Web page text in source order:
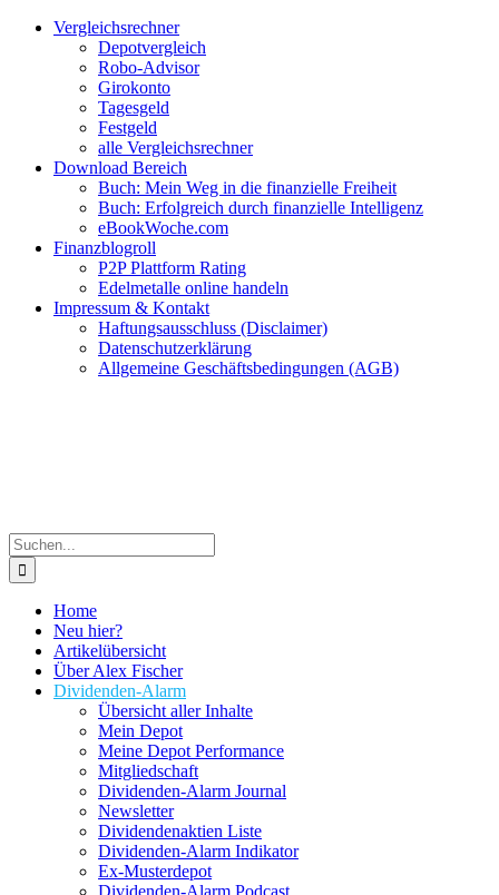
Zum
Facebook
Twitter
Instagram
Pinterest
YouTubeVergleichsrechner
Depotvergleich
Robo-Advisor
Girokonto
Tagesgeld
Festgeld
alle Vergleichsrechner
Download Bereich
Buch: Mein Weg in die finanzielle Freiheit
Buch: Erfolgreich durch finanzielle Intelligenz
eBookWoche.com
Finanzblogroll
P2P Plattform Rating
Edelmetalle online handeln
Impressum & Kontakt
Haftungsausschluss (Disclaimer)
Datenschutzerklärung
Allgemeine Geschäftsbedingungen (AGB)
Suche
nach:
Home
Neu hier?
Artikelübersicht
Über Alex Fischer
Dividenden-Alarm
Übersicht aller Inhalte
Mein Depot
Meine Depot Performance
Mitgliedschaft
Dividenden-Alarm Journal
Newsletter
Dividendenaktien Liste
Dividenden-Alarm Indikator
Ex-Musterdepot
Dividenden-Alarm Podcast